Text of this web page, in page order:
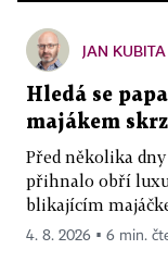
JAN KUBITA
Hledá se
majákem
Před několika
přihnalo obří
blikajícím
4. 8. 2026 ▪ 6 min.